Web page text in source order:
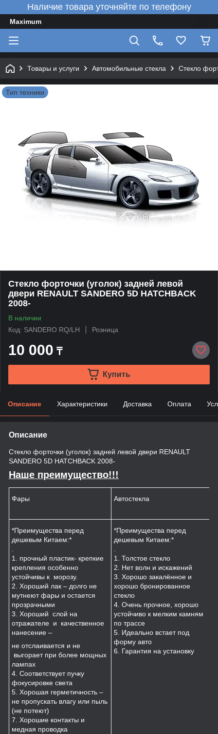
Наличие товара уточняйте по телефону
Maximum
Товары и услуги Автомобильные стекла Стекло
Тип техники
Стекло форточки (уголок) задней левой
двери RENAULT SANDERO 5D HATCHBACK
2008-
В наличии
Код: SANDERO RQ/LH
Розница
10 000 ₸
Купить
Описание Характеристики Доставка Оплата
Описание
Стекло форточки (уголок) задней левой двери RENAULT
SANDERO 5D HATCHBACK 2008-
Наше преимущество!!!
Фары Автостекла
*Преимущества перед
дешевым Китаем:*
.
1. прочный пластик- крепкие
крепления особенно
устойчивы к морозу.
2. Хороший лак – долго не
мутнеют фары и остается
прозрачными
3. Хороший слой на
отражателе и качественное
нанесение –
не отслаивается и не
выгорает при более мощных
лампах
4. Соответствует пучку
фокусировке света
5. Хорошая герметичность –
не пропускать влагу или пыль
(не потеют)
7. Хорошие контакты и
медная проводка
*Преимущества перед
дешевым Китаем:*
.
1. Толстое стекло
2. Нет волн и искажений
3. Хорошо закалённое и
хорошо бронированное
стекло
4. Очень прочное, хорошо
устойчиво к мелким камням
по трассе
5. Идеально встает под
форму авто
6. Гарантия на установку